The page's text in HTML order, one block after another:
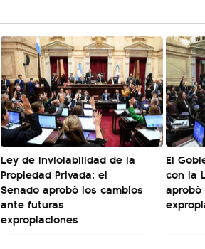
Ley de Inviolabilidad de la
Propiedad Privada: el
Senado aprobó los cambios
ante futuras
expropiaciones
El
con la